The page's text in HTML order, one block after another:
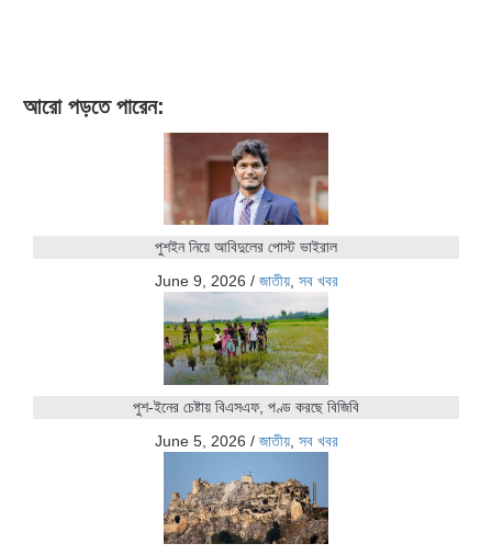
আরো পড়তে পারেন:
পুশইন নিয়ে আবিদুলের পোস্ট ভাইরাল
June 9, 2026 / জাতীয়, সব খবর
পুশ-ইনের চেষ্টায় বিএসএফ, পণ্ড করছে বিজিবি
June 5, 2026 / জাতীয়, সব খবর